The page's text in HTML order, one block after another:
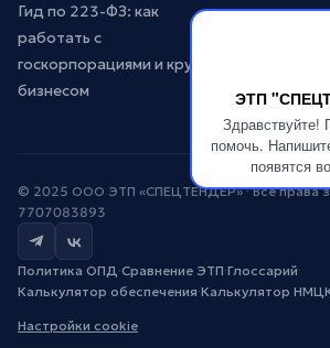
ЭТП
Здравствуйте!
помочь.
появятся
Гид по 223-ФЗ: как
работать с
госкорпорациями и крупным
бизнесом
© 2025 ООО ЭТП «СПЕЦТЕНДЕР» · Все права
7707083893
Политика ОПД ·Сравнение ЭТП·Глоссарий·
Калькулятор обеспечения·Калькулятор
Настройки cookie